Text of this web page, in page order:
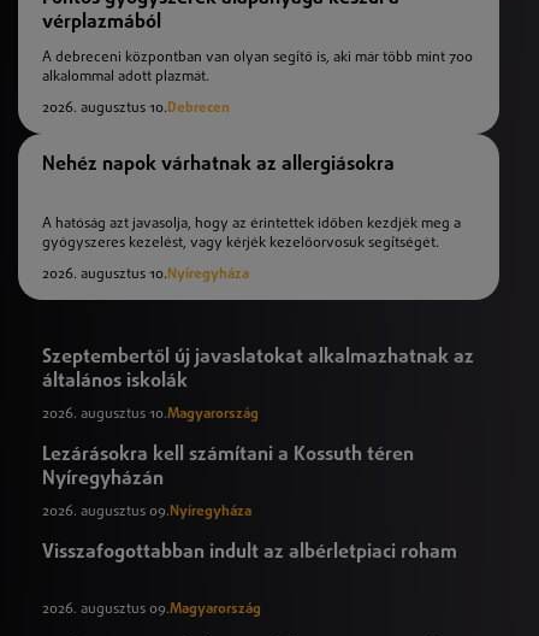
vérplazmából
A debreceni központban van olyan segítő is, aki már több mint 700
alkalommal adott plazmát.
2026. augusztus 10.Debrecen
Nehéz napok várhatnak az allergiásokra
A hatóság azt javasolja, hogy az érintettek időben kezdjék meg a
gyógyszeres kezelést, vagy kérjék kezelőorvosuk segítségét.
2026. augusztus 10. Nyíregyháza
Szeptembertől új javaslatokat alkalmazhatnak az
általános iskolák
2026. augusztus 10.Magyarország
Lezárásokra kell számítani a Kossuth téren
Nyíregyházán
2026. augusztus 09. Nyíregyháza
Visszafogottabban indult az albérletpiaci roham
2026. augusztus 09.Magyarország